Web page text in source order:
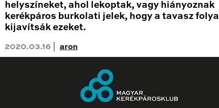
helyszíneket, ahol lekoptak, vagy hiányoznak
kerékpáros burkolati jelek, hogy a tavasz
kijavítsák ezeket.
2020.03.16 | aron